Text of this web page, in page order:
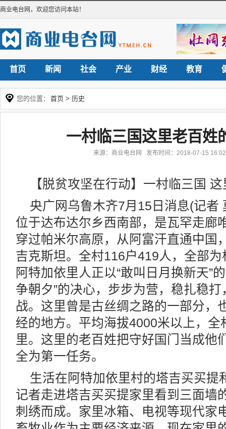
商业电台网 ，欢迎您访问本站！
首页 新闻 社会 产业 财经 教育
您的位置： 首页 > 历史
一村临三国这里老百姓
来源：商业电台网 发布时间：2018-07-15
【脱贫攻坚在行动】一村临三国
央广网乌鲁木齐7月15日消息(记者
位于达布达尔乡西南部，是瓦罕走廊
穿过帕米尔高原，从阿富汗直通中国
吉克斯坦。全村116户419人，全部
阿特加依里人正以“敢叫日月换新天”
争朝夕”的决心，步步为营，稳扎稳
战。这里曾是古丝绸之路的一部分，
经的地方。平均海拔4000米以上，全
里。这里的老百姓把守好国门当成他
全为第一任务。
生活在阿特加依里村的塔吉买买提
记者走进塔吉买买提家里看到三面墙
刺绣而成。家里冰箱、电视等现代家